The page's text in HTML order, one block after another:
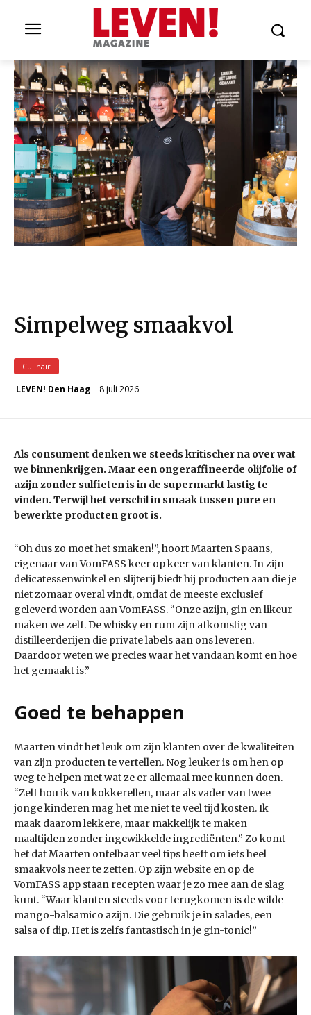
Simpelweg smaakvol
Culinair
LEVEN! Den Haag 8 juli 2026
Als consument denken we steeds kritischer na over wat
we binnenkrijgen. Maar een ongeraffineerde olijfolie of
azijn zonder sulfieten is in de supermarkt lastig te
vinden. Terwijl het verschil in smaak tussen pure en
bewerkte producten groot is.
“Oh dus zo moet het smaken!”, hoort Maarten Spaans,
eigenaar van VomFASS keer op keer van klanten. In zijn
delicatessenwinkel en slijterij biedt hij producten aan die je
niet zomaar overal vindt, omdat de meeste exclusief
geleverd worden aan VomFASS. “Onze azijn, gin en likeur
maken we zelf. De whisky en rum zijn afkomstig van
distilleerderijen die private labels aan ons leveren.
Daardoor weten we precies waar het vandaan komt en hoe
het gemaakt is.”
Goed te behappen
Maarten vindt het leuk om zijn klanten over de kwaliteiten
van zijn producten te vertellen. Nog leuker is om hen op
weg te helpen met wat ze er allemaal mee kunnen doen.
“Zelf hou ik van kokkerellen, maar als vader van twee
jonge kinderen mag het me niet te veel tijd kosten. Ik
maak daarom lekkere, maar makkelijk te maken
maaltijden zonder ingewikkelde ingrediënten.” Zo komt
het dat Maarten ontelbaar veel tips heeft om iets heel
smaakvols neer te zetten. Op zijn website en op de
VomFASS app staan recepten waar je zo mee aan de slag
kunt. “Waar klanten steeds voor terugkomen is de wilde
mango-balsamico azijn. Die gebruik je in salades, een
salsa of dip. Het is zelfs fantastisch in je gin-tonic!”